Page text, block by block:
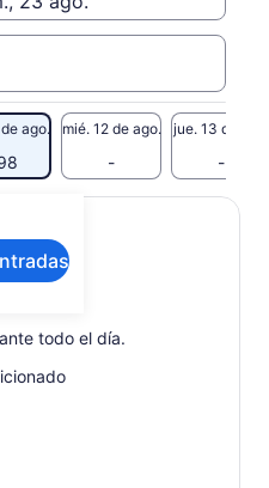
ago. mié. 12 de ago.
-
jue. 13 de ago.
-
todo el día.